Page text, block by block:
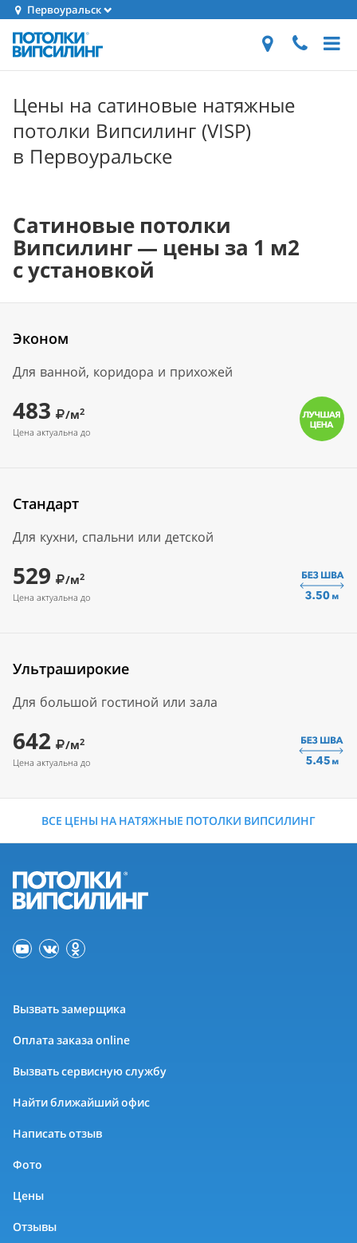
Первоуральск
Цены на сатиновые натяжные
потолки Випсилинг (VISP)
в Первоуральске
Сатиновые потолки
Випсилинг — цены за 1 м2
с установкой
Эконом
Для ванной, коридора и прихожей
483 /м2
Цена актуальна до
Стандарт
Для кухни, спальни или детской
529 /м2
Цена актуальна до
Ультраширокие
Для большой гостиной или зала
642 /м2
Цена актуальна до
ВСЕ ЦЕНЫ НА НАТЯЖНЫЕ ПОТОЛКИ ВИПСИЛИНГ
Вызвать замерщика
Оплата заказа online
Вызвать сервисную службу
Найти ближайший офис
Написать отзыв
Фото
Цены
Отзывы